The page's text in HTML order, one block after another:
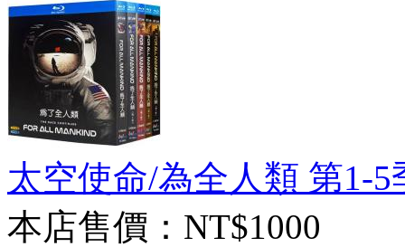
太空使命/為全人類 第1-5
本店售價： NT$1000